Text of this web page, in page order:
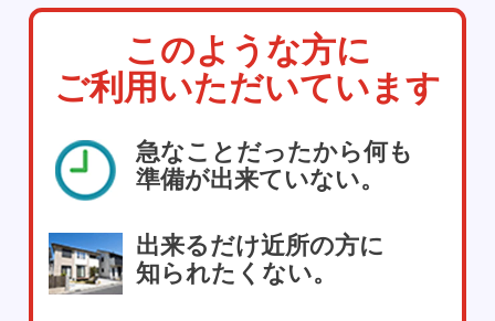
このような方に
ご利用いただいています
急なことだったから何も
準備が出来ていない。
出来るだけ近所の方に
知られたくない。